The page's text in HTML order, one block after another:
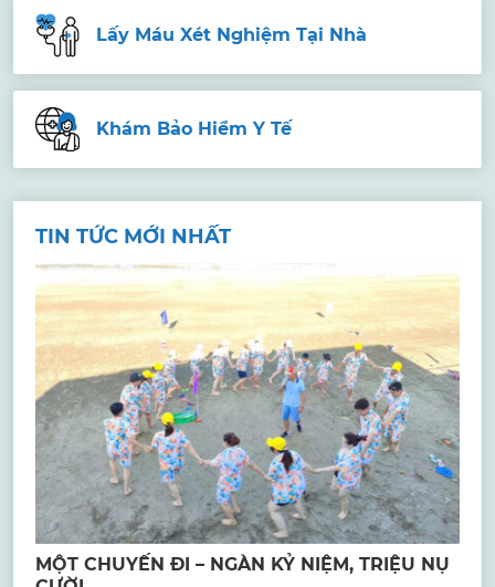
Lấy Máu Xét Nghiệm Tại Nhà
Khám Bảo Hiểm Y Tế
TIN TỨC MỚI NHẤT
MỘT CHUYẾN ĐI – NGÀN KỶ NIỆM, TRIỆU NỤ